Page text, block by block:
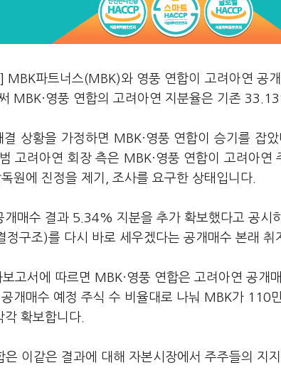
MBK파트너스(MBK)와 영풍 연합이 고려아연 공
MBK·영풍 연합의 고려아연 지분율은 기존
상황을 가정하면 MBK·영풍 연합이 승기를 잡
고려아연 회장 측은 MBK·영풍 연합이 고려아연
원에 진정을 제기, 조사를 요구한 상태입니다.
매수 결과 5.34% 지분을 추가 확보했다고 공시
정구조)를 다시 바로 세우겠다는 공개매수 본래 취
보고서에 따르면 MBK·영풍 연합은 고려아연 공
공개매수 예정 주식 수 비율대로 나눠 MBK가
확보합니다.
은 이같은 결과에 대해 자본시장에서 주주들의 지